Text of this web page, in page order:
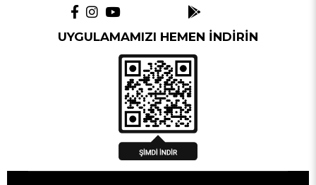
UYGULAMAMIZI HEMEN İNDİRİN